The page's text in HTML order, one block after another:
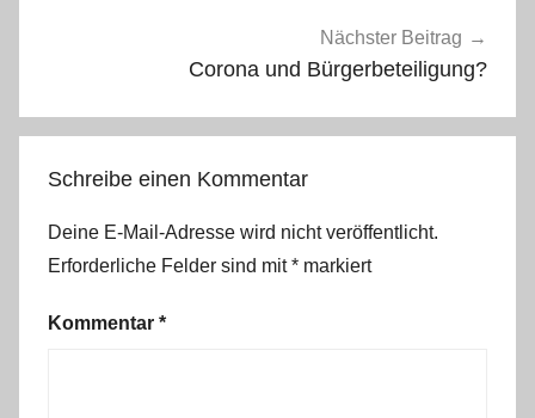
Nächster Beitrag
Corona und Bürgerbeteiligung?
Schreibe einen Kommentar
Deine E-Mail-Adresse wird nicht veröffentlicht.
Erforderliche Felder sind mit* markiert
Kommentar *